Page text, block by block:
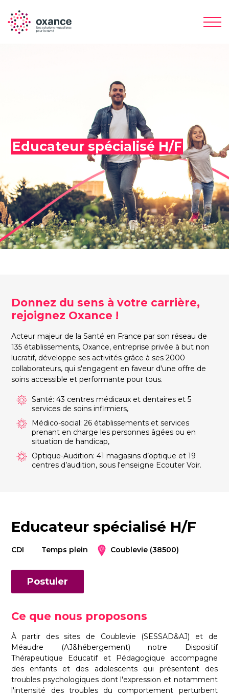
Educateur spécialisé H/F
Donnez du sens à votre carrière,
rejoignez Oxance !
Acteur majeur de la Santé en France par son réseau de
135 établissements, Oxance, entreprise privée à but non
lucratif, développe ses activités grâce à ses 2000
collaborateurs, qui s'engagent en faveur d'une offre de
soins accessible et performante pour tous.
Santé: 43 centres médicaux et dentaires et 5
services de soins infirmiers,
Médico-social: 26 établissements et services
prenant en charge les personnes âgées ou en
situation de handicap,
Optique-Audition: 41 magasins d’optique et 19
centres d’audition, sous l'enseigne Ecouter Voir.
Educateur spécialisé H/F
CDI Temps plein Coublevie (38500)
Postuler
Ce que nous proposons
À partir des sites de Coublevie (SESSAD&AJ) et de
Méaudre (AJ&hébergement) notre Dispositif
Thérapeutique Educatif et Pédagogique accompagne
des enfants et des adolescents qui présentent des
troubles psychologiques dont l'expression et notamment
l'intensité des troubles du comportement perturbent